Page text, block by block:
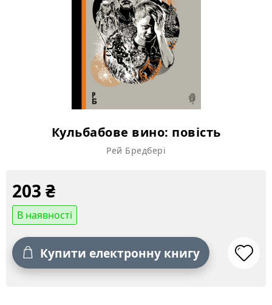
Кульбабове вино: повість
Рей Бредбері
203 ₴
В наявності
Купити електронну книгу